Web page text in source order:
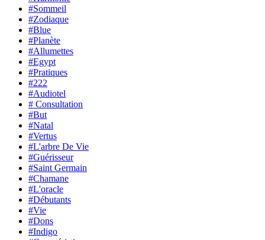
#Sommeil
#Zodiaque
#Blue
#Planète
#Allumettes
#Egypt
#Pratiques
#222
#Audiotel
# Consultation
#But
#Natal
#Vertus
#L'arbre De Vie
#Guérisseur
#Saint Germain
#Chamane
#L'oracle
#Débutants
#Vie
#Dons
#Indigo